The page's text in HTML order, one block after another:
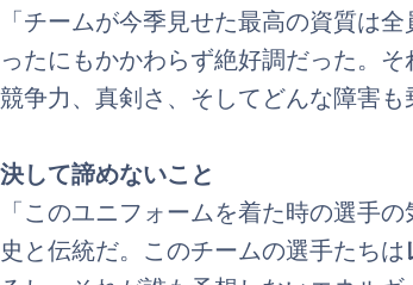
「チームが今季見せた最高の資質は
ったにもかかわらず絶好調だった。
競争力、真剣さ、そしてどんな障害も
決して諦めないこと
「このユニフォームを着た時の選手
史と伝統だ。このチームの選手たちは